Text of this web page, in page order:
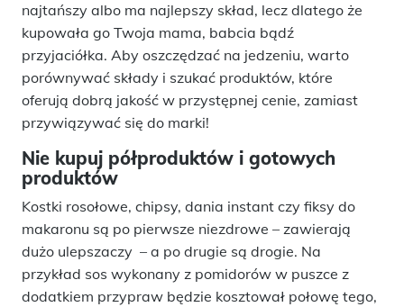
najtańszy albo ma najlepszy skład, lecz dlatego że
kupowała go Twoja mama, babcia bądź
przyjaciółka. Aby oszczędzać na jedzeniu, warto
porównywać składy i szukać produktów, które
oferują dobrą jakość w przystępnej cenie, zamiast
przywiązywać się do marki!
Nie kupuj półproduktów i gotowych
produktów
Kostki rosołowe, chipsy, dania instant czy fiksy do
makaronu są po pierwsze niezdrowe – zawierają
dużo ulepszaczy – a po drugie są drogie. Na
przykład sos wykonany z pomidorów w puszce z
dodatkiem przypraw będzie kosztował połowę tego,